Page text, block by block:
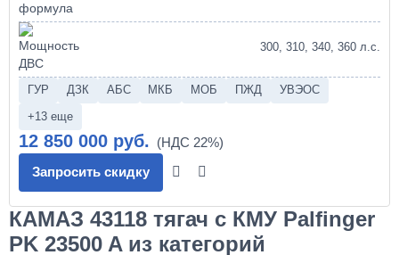
300, 310, 340, 360 л.с.
ГУР ДЗК АБС МКБ МОБ ПЖД
УВЭОС
+13 еще
12 850 000 руб.
Запросить скидку
КАМАЗ 43118 тягач с КМУ Palfinger
PK 23500 A из категорий